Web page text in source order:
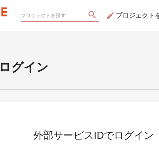
プロジェクト
ログイン
外部サービスIDでログイン